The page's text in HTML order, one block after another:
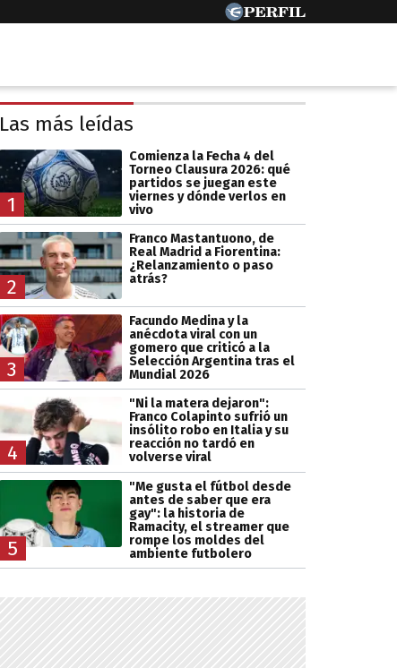
Las más leídas
1
Comienza la Fecha 4 del
Torneo Clausura 2026: qué
partidos se juegan este
viernes y dónde verlos en
vivo
2
Franco Mastantuono, de
Real Madrid a Fiorentina:
¿Relanzamiento o paso
atrás?
3
Facundo Medina y la
anécdota viral con un
gomero que criticó a la
Selección Argentina tras el
Mundial 2026
4
"Ni la matera dejaron":
Franco Colapinto sufrió un
insólito robo en Italia y su
reacción no tardó en
volverse viral
5
"Me gusta el fútbol desde
antes de saber que era
gay": la historia de
Ramacity, el streamer que
rompe los moldes del
ambiente futbolero